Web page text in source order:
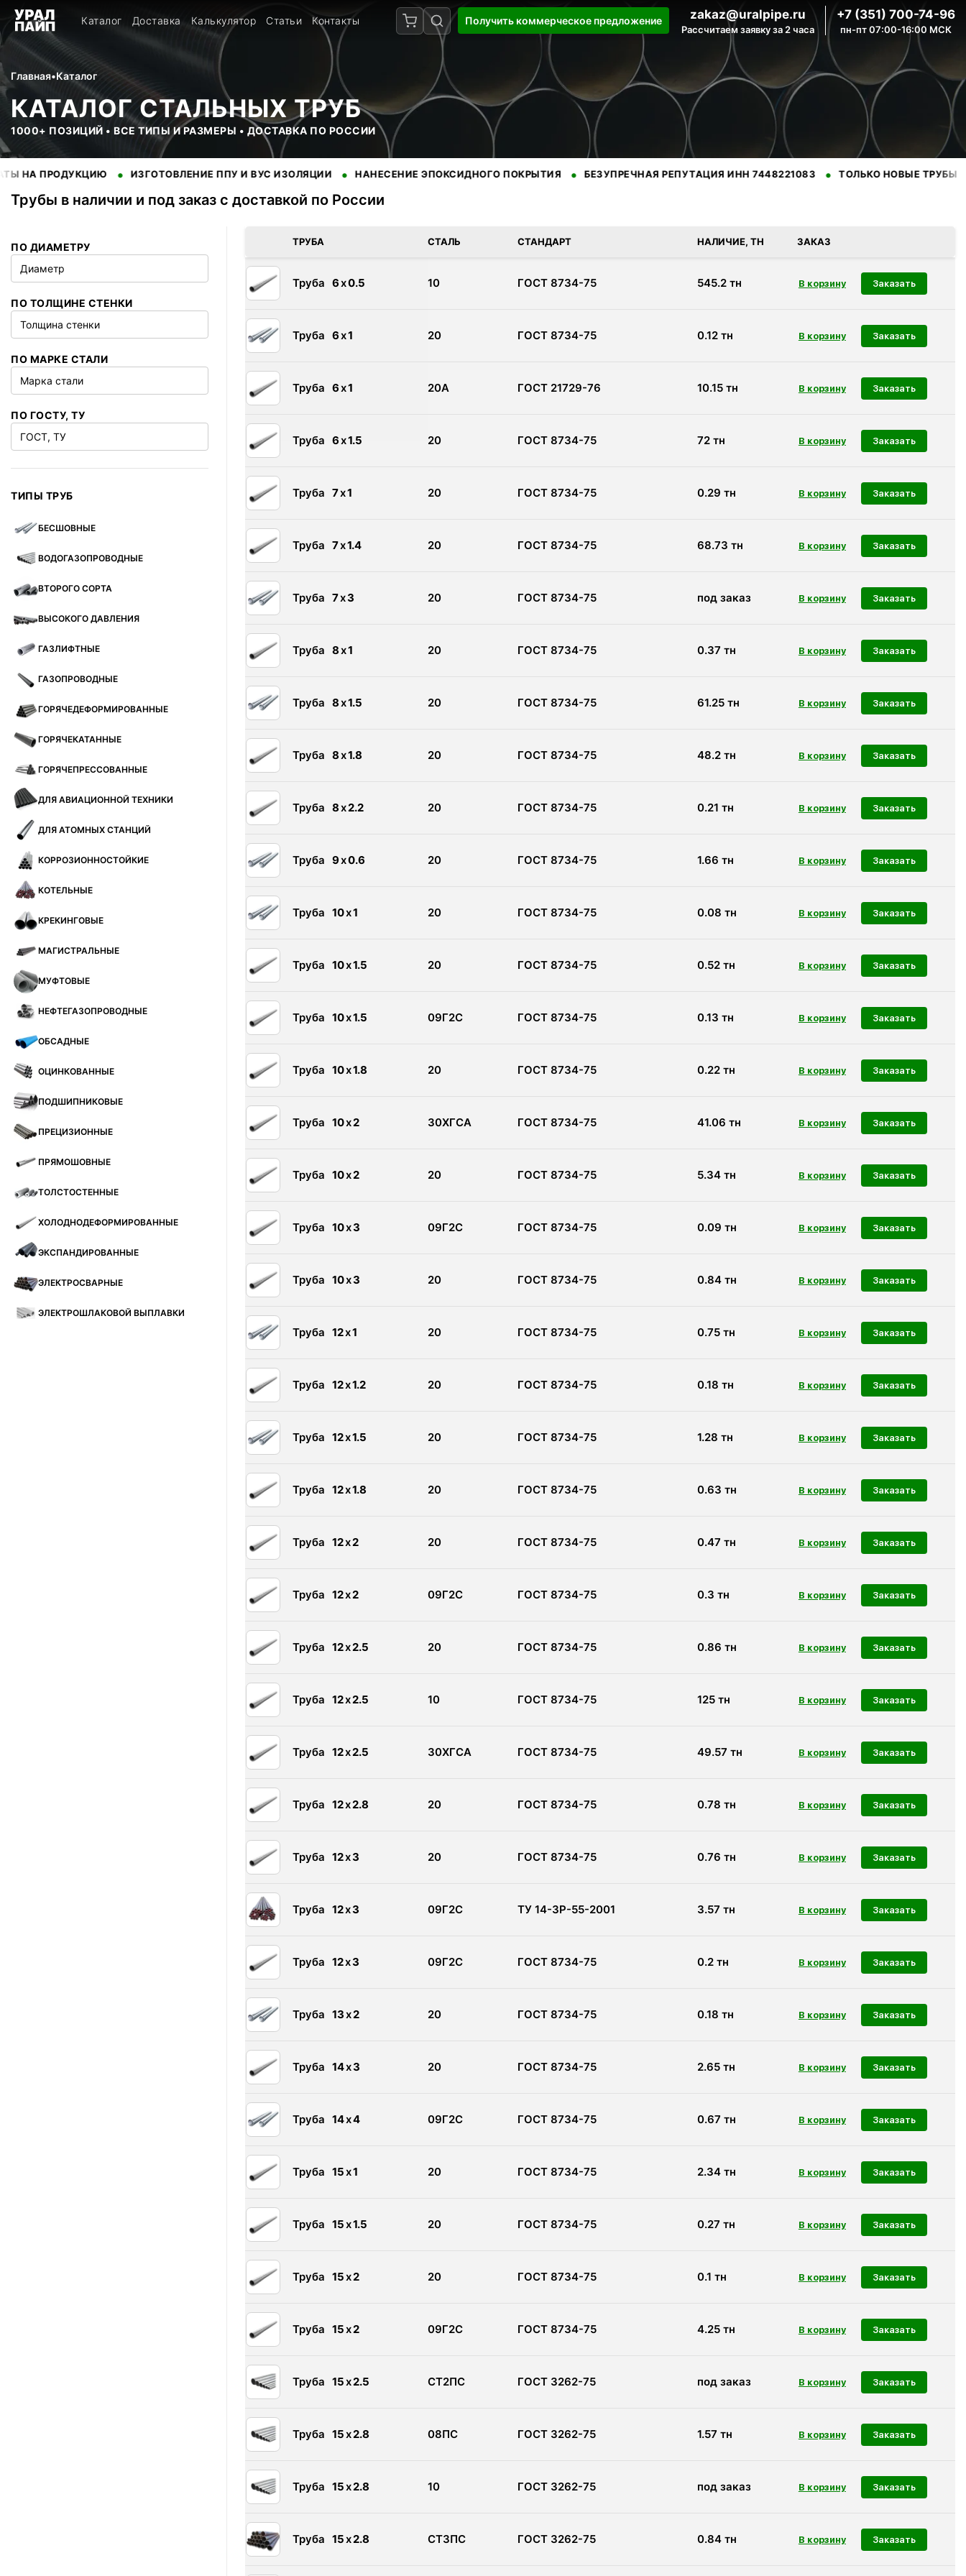
Каталог Доставка Калькулятор Статьи Контакты Получить коммерческое предложение zakaz@uralpipe.ru
Рассчитаем заявку за 2 часа
+7 (351) 700-74-96
пн-пт 07:00-16:00 МСК
Главная•Каталог
КАТАЛОГ СТАЛЬНЫХ ТРУБ
1000+ ПОЗИЦИЙ • ВСЕ ТИПЫ И РАЗМЕРЫ • ДОСТАВКА ПО РОССИИ
• ИЗГОТОВЛЕНИЕ ППУ И ВУС ИЗОЛЯЦИИ • НАНЕСЕНИЕ ЭПОКСИДНОГО ПОКРЫТИЯ • БЕЗУПРЕЧНАЯ РЕПУТАЦИЯ ИНН 7448221083 • ТОЛЬКО НОВЫЕ ТРУБЫ •
Трубы в наличии и под заказ с доставкой по России
ПО ДИАМЕТРУ
Диаметр
ПО ТОЛЩИНЕ СТЕНКИ
Толщина стенки
ПО МАРКЕ СТАЛИ
Марка стали
ПО ГОСТУ, ТУ
ГОСТ, ТУ
ТИПЫ ТРУБ
БЕСШОВНЫЕ
ВОДОГАЗОПРОВОДНЫЕ
ВТОРОГО СОРТА
ВЫСОКОГО ДАВЛЕНИЯ
ГАЗЛИФТНЫЕ
ГАЗОПРОВОДНЫЕ
ГОРЯЧЕДЕФОРМИРОВАННЫЕ
ГОРЯЧЕКАТАННЫЕ
ГОРЯЧЕПРЕССОВАННЫЕ
ДЛЯ АВИАЦИОННОЙ ТЕХНИКИ
ДЛЯ АТОМНЫХ СТАНЦИЙ
КОРРОЗИОННОСТОЙКИЕ
КОТЕЛЬНЫЕ
КРЕКИНГОВЫЕ
МАГИСТРАЛЬНЫЕ
МУФТОВЫЕ
НЕФТЕГАЗОПРОВОДНЫЕ
ОБСАДНЫЕ
ОЦИНКОВАННЫЕ
ПОДШИПНИКОВЫЕ
ПРЕЦИЗИОННЫЕ
ПРЯМОШОВНЫЕ
ТОЛСТОСТЕННЫЕ
ХОЛОДНОДЕФОРМИРОВАННЫЕ
ЭКСПАНДИРОВАННЫЕ
ЭЛЕКТРОСВАРНЫЕ
ЭЛЕКТРОШЛАКОВОЙ ВЫПЛАВКИ
ТРУБА СТАЛЬ СТАНДАРТ НАЛИЧИЕ, ТН ЗАКАЗ
Труба 6x0.5 10 ГОСТ 8734-75 545.2тн Заказать
Труба 6x1 20 ГОСТ 8734-75 0.12тн Заказать
Труба 6x1 20А ГОСТ 21729-76 10.15тн Заказать
Труба 6x1.5 20 ГОСТ 8734-75 72тн Заказать
Труба 7x1 20 ГОСТ 8734-75 0.29 тн Заказать
Труба 7x1.4 20 ГОСТ 8734-75 68.73 тн Заказать
Труба 7x3 20 ГОСТ 8734-75 под заказ Заказать
Труба 8x1 20 ГОСТ 8734-75 0.37 тн Заказать
Труба 8x1.5 20 ГОСТ 8734-75 61.25тн Заказать
Труба 8x1.8 20 ГОСТ 8734-75 48.2тн Заказать
Труба 8x2.2 20 ГОСТ 8734-75 0.21 тн Заказать
Труба 9x0.6 20 ГОСТ 8734-75 1.66 тн Заказать
Труба 10x1 20 ГОСТ 8734-75 0.08 тн Заказать
Труба 10x1.5 20 ГОСТ 8734-75 0.52тн Заказать
Труба 10x1.5 09Г2С ГОСТ 8734-75 0.13 тн Заказать
Труба 10x1.8 20 ГОСТ 8734-75 0.22тн Заказать
Труба 10x2 30ХГСА ГОСТ 8734-75 41.06 тн Заказать
Труба 10x2 20 ГОСТ 8734-75 5.34тн Заказать
Труба 10x3 09Г2С ГОСТ 8734-75 0.09 тн Заказать
Труба 10x3 20 ГОСТ 8734-75 0.84тн Заказать
Труба 12x1 20 ГОСТ 8734-75 0.75тн Заказать
Труба 12x1.2 20 ГОСТ 8734-75 0.18 тн Заказать
Труба 12x1.5 20 ГОСТ 8734-75 1.28 тн Заказать
Труба 12x1.8 20 ГОСТ 8734-75 0.63 тн Заказать
Труба 12x2 20 ГОСТ 8734-75 0.47 тн Заказать
Труба 12x2 09Г2С ГОСТ 8734-75 0.3 тн Заказать
Труба 12x2.5 20 ГОСТ 8734-75 0.86 тн Заказать
Труба 12x2.5 10 ГОСТ 8734-75 125тн Заказать
Труба 12x2.5 30ХГСА ГОСТ 8734-75 49.57 тн Заказать
Труба 12x2.8 20 ГОСТ 8734-75 0.78 тн Заказать
Труба 12x3 20 ГОСТ 8734-75 0.76 тн Заказать
Труба 12x3 09Г2С ТУ 14-3Р-55-2001 3.57 тн Заказать
Труба 12x3 09Г2С ГОСТ 8734-75 0.2тн Заказать
Труба 13x2 20 ГОСТ 8734-75 0.18 тн Заказать
Труба 14x3 20 ГОСТ 8734-75 2.65тн Заказать
Труба 14x4 09Г2С ГОСТ 8734-75 0.67 тн Заказать
Труба 15x1 20 ГОСТ 8734-75 2.34тн Заказать
Труба 15x1.5 20 ГОСТ 8734-75 0.27 тн Заказать
Труба 15x2 20 ГОСТ 8734-75 0.1 тн Заказать
Труба 15x2 09Г2С ГОСТ 8734-75 4.25тн Заказать
Труба 15x2.5 СТ2ПС ГОСТ 3262-75 под заказ Заказать
Труба 15x2.8 08ПС ГОСТ 3262-75 1.57 тн Заказать
Труба 15x2.8 10 ГОСТ 3262-75 под заказ Заказать
Труба 15x2.8 СТ3ПС ГОСТ 3262-75 0.84тн Заказать